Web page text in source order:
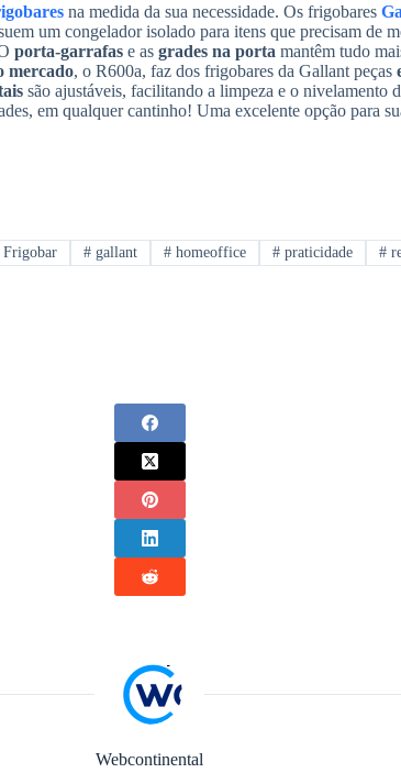
na medida da sua necessidade. Os frigobares
um congelador isolado para itens que precisam de
porta-garrafas e as grades na porta mantêm tudo
mercado, o R600a, faz dos frigobares da Gallant peças
são ajustáveis, facilitando a limpeza e o nivelamento
em qualquer cantinho! Uma excelente opção para
Frigobar # gallant # homeoffice #praticidade #
Webcontinental